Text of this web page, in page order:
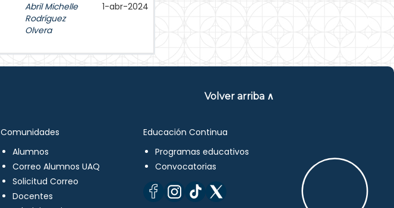
Abril Michelle
Rodríguez
Olvera
1-abr-2024
Volver arriba ∧
Comunidades
Alumnos
Correo Alumnos UAQ
Solicitud Correo
Docentes
Educación Continua
Programas educativos
Convocatorias